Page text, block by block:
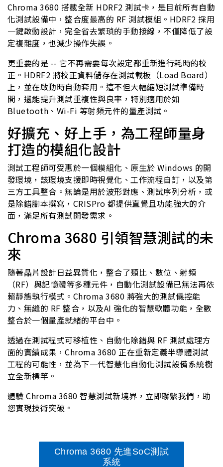
Chroma 3680 搭載全新 HDRF2 測試卡，是目前所有自動
化測試設備中，整合度最高的 RF 測試模組。HDRF2 採用
一鍵啟動設計，完全省去繁瑣的手動接線，不僅降低了設
定複雜度，也減少操作失誤。
更重要的是 -- 它不再需要每次設定都重新進行耗時的校
正。HDRF2 將校正資料儲存在測試載板（Load Board）
上，並在啟動時自動套用。這不但大幅縮短測試準備時
間，還能提升測試重複性與良率，特別適用於如
Bluetooth、Wi-Fi 等射頻元件的量產測試。
好擴充、好上手，為工程師量身
打造的模組化設計
測試工程師可受惠於一個模組化、原生於 Windows 的開
發環境，該環境支援即時視覺化、工作流程自訂，以及第
三方工具整合。無論是用於波形對應、測試序列分析，或
是除錯腳本撰寫，CRISPro 都提供直覺且功能強大的介
面，滿足所有測試開發需求。
Chroma 3680 引領智慧測試的未
來
隨著晶片設計日益異質化，整合了類比、數位、射頻
（RF）與記憶體等多種元件，自動化測試設備已無法再依
賴靜態執行模式。Chroma 3680 將強大的測試儀控能
力、無縫的 RF 整合，以及AI 強化的智慧軟體功能，全數
整合於一個量產就緒的平台中。
透過在測試程式可移植性、自動化除錯與 RF 測試處理方
面的實績成果，Chroma 3680 正在重新定義半導體測試
工程的可能性，並為下一代智慧化自動化測試設備系統樹
立全新標竿。
體驗 Chroma 3680 智慧測試新境界，立即聯繫我們，助
您實現技術突破。
Chroma 3680 先進SoC測試
系統